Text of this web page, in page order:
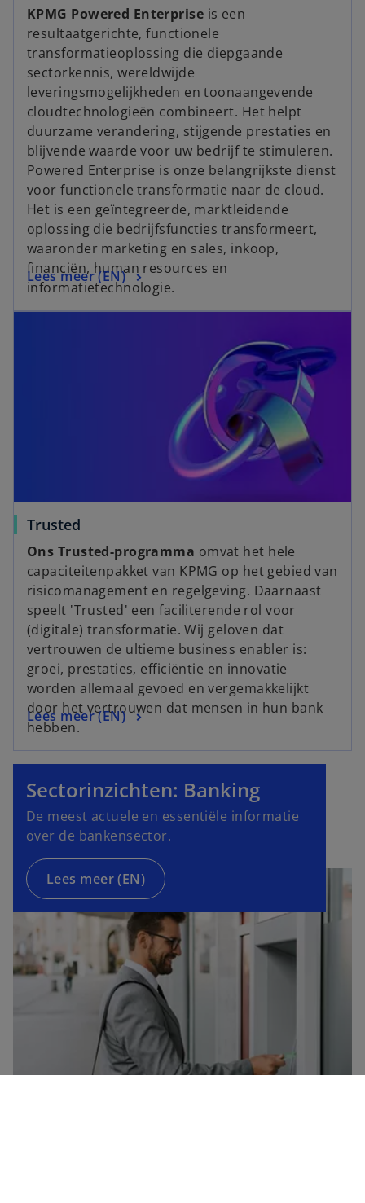
KPMG Powered Enterprise is een
resultaatgerichte, functionele
transformatieoplossing die diepgaande
sectorkennis, wereldwijde
leveringsmogelijkheden en toonaangevende
cloudtechnologieën combineert. Het helpt
duurzame verandering, stijgende prestaties en
blijvende waarde voor uw bedrijf te stimuleren.
Powered Enterprise is onze belangrijkste dienst
voor functionele transformatie naar de cloud.
Het is een geïntegreerde, marktleidende
oplossing die bedrijfsfuncties transformeert,
waaronder marketing en sales, inkoop,
financiën, human resources en
informatietechnologie.
Lees meer (EN)
Trusted
Ons Trusted-programma omvat het hele
capaciteitenpakket van KPMG op het gebied van
risicomanagement en regelgeving. Daarnaast
speelt 'Trusted' een faciliterende rol voor
(digitale) transformatie. Wij geloven dat
vertrouwen de ultieme business enabler is:
groei, prestaties, efficiëntie en innovatie
worden allemaal gevoed en vergemakkelijkt
door het vertrouwen dat mensen in hun bank
hebben.
Lees meer (EN)
Sectorinzichten: Banking
De meest actuele en essentiële informatie
over de bankensector.
Lees meer (EN)